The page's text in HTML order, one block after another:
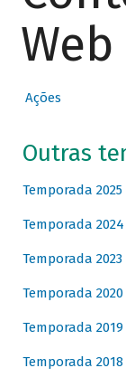
Web
Ações
Outras
Temporada 2025
Temporada 2024
Temporada 2023
Temporada 2020
Temporada 2019
Temporada 2018